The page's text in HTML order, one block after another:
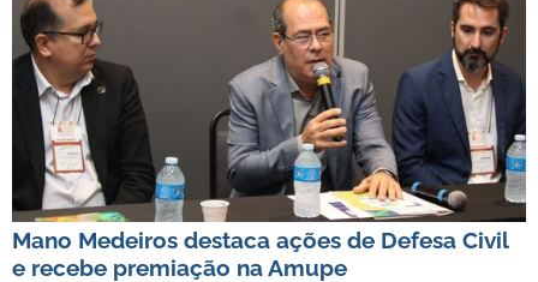
Mano Medeiros destaca ações de Defesa Civil
e recebe premiação na Amupe